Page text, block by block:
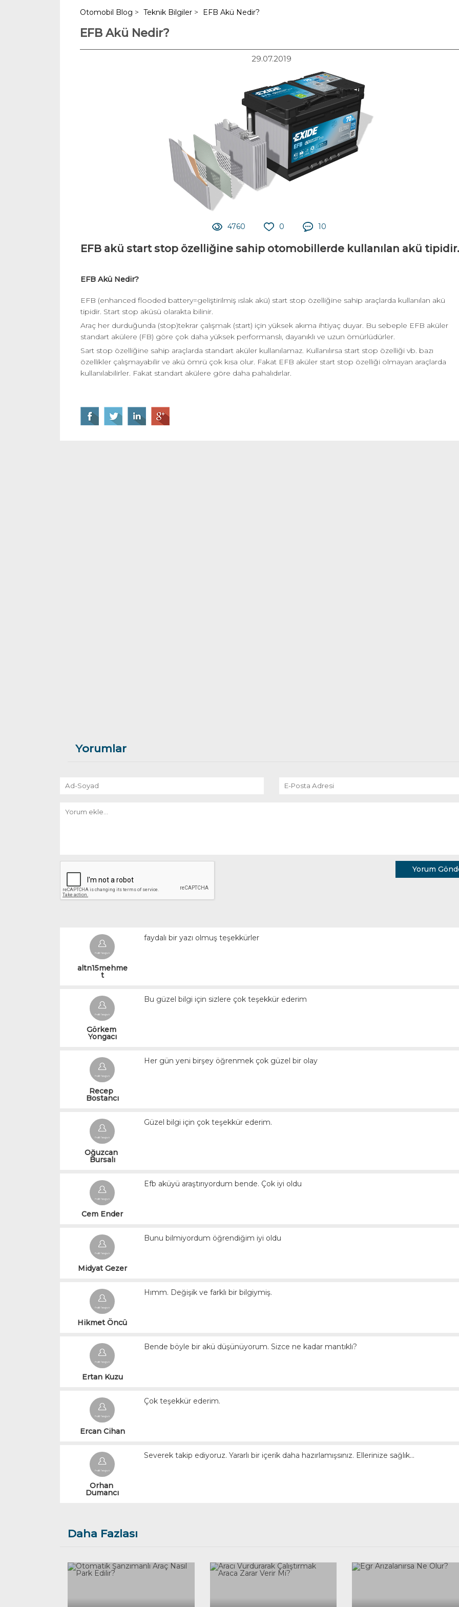
Otomobil Blog > Teknik Bilgiler > EFB Akü Nedir?
EFB Akü Nedir?
29.07.2019
4760 0 10
EFB akü start stop özelliğine sahip otomobillerde kullanılan akü tipidir.
EFB Akü Nedir?
EFB (enhanced flooded battery=geliştirilmiş ıslak akü) start stop özelliğine sahip araçlarda kullanılan akü
tipidir. Start stop aküsü olarakta bilinir.
Araç her durduğunda (stop)tekrar çalışmak (start) için yüksek akıma ihtiyaç duyar. Bu sebeple EFB aküler
standart akülere (FB) göre çok daha yüksek performanslı, dayanıklı ve uzun ömürlüdürler.
Sart stop özelliğine sahip araçlarda standart aküler kullanılamaz. Kullanılırsa start stop özelliği vb. bazı
özellikler çalışmayabilir ve akü ömrü çok kısa olur. Fakat EFB aküler start stop özelliği olmayan araçlarda
kullanılabilirler. Fakat standart akülere göre daha pahalıdırlar.
Yorumlar
Yorum
altn15mehme
t
faydalı bir yazı olmuş teşekkürler
Görkem
Yongacı
Bu güzel bilgi için sizlere çok teşekkür ederim
Recep
Bostancı
Her gün yeni birşey öğrenmek çok güzel bir olay
Oğuzcan
Bursalı
Güzel bilgi için çok teşekkür ederim.
Cem Ender
Efb aküyü araştırıyordum bende. Çok iyi oldu
Midyat Gezer
Bunu bilmiyordum öğrendiğim iyi oldu
Hikmet Öncü
Hımm. Değişik ve farklı bir bilgiymiş.
Ertan Kuzu
Bende böyle bir akü düşünüyorum. Sizce ne kadar mantıklı?
Ercan Cihan
Çok teşekkür ederim.
Orhan
Dumancı
Severek takip ediyoruz. Yararlı bir içerik daha hazırlamışsınız. Ellerinize sağlık...
Daha Fazlası